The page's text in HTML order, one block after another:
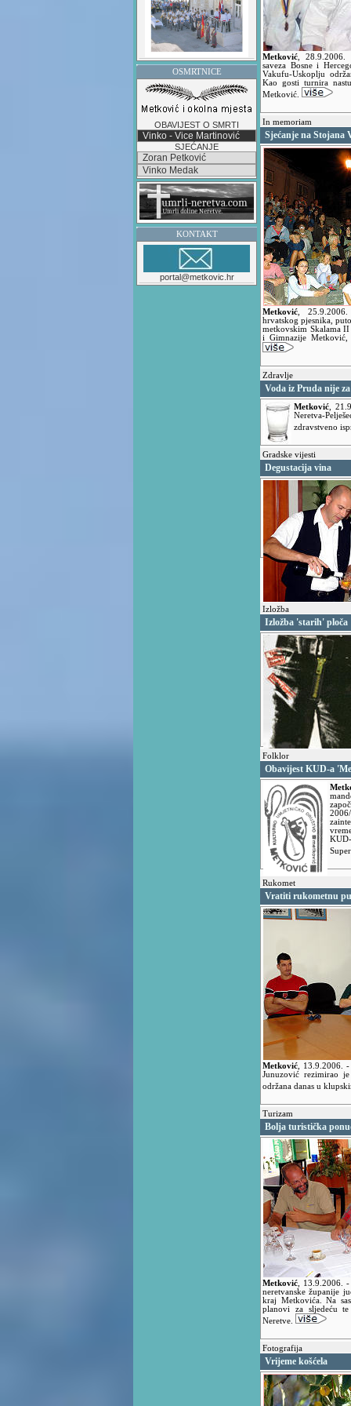
OSMRTNICE
OBAVIJEST O SMRTI
Vinko - Vice Martinović
SJEĆANJE
Zoran Petković
Vinko Medak
KONTAKT
portal@metkovic.hr
Metković
28.9.2006.
saveza Bosne i
Vakufu-Uskoplju
Kao gosti turnira
Metković.
In memoriam
Sjećanje na Stojana
Metković ,
hrvatskog pjesnika,
metkovskim Skalama
i Gimnazije Metković,
Zdravlje
Voda iz Pruda nije
Metković
Neretva-
zdravstveno
Gradske vijesti
Degustacija vina
Izložba
Izložba 'starih' ploča
Folklor
Obavijest KUD-a
Rukomet
Vratiti rukometnu
Metković 13.9.2006. -
Junuzović rezimirao
održana danas u
Turizam
Bolja turistička
Metković 13.9.2006. -
neretvanske županije
kraj Metkovića. Na
planovi za sljedeću
Neretve.
Fotografija
Vrijeme košćela